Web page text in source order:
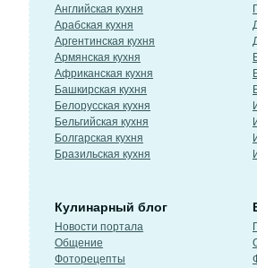
Английская кухня
Арабская кухня
Аргентинская кухня
Армянская кухня
Африканская кухня
Башкирская кухня
Белорусская кухня
Бельгийская кухня
Болгарская кухня
Бразильская кухня
Кулинарный блог
Новости портала
Общение
Фоторецепты